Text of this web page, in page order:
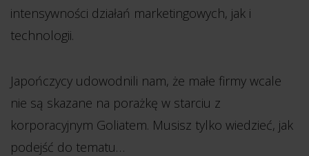
intensywności działań marketingowych, jak i
technologii.
Japończycy udowodnili nam, że małe firmy wcale
nie są skazane na porażkę w starciu z
korporacyjnym Goliatem. Musisz tylko wiedzieć, jak
podejść do tematu…